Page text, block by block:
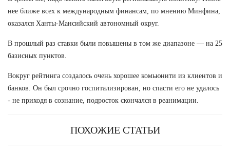
нее ближе всех к международным финансам, по мнению Минфина,
оказался Ханты-Мансийский автономный округ.
В прошлый раз ставки были повышены в том же диапазоне — на 25
базисных пунктов.
Вокруг рейтинга создалось очень хорошее комьюнити из клиентов и
банков. Он был срочно госпитализирован, но спасти его не удалось
- не приходя в сознание, подросток скончался в реанимации.
ПОХОЖИЕ СТАТЬИ